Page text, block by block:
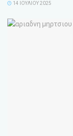
14 ΙΟΥΛΊΟΥ 2025